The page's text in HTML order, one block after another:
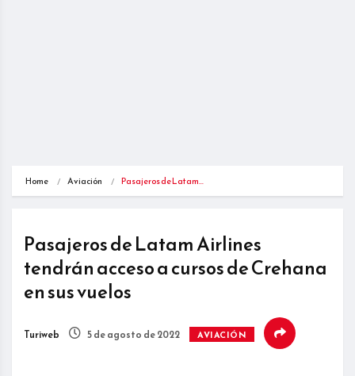
Home Aviación Pasajeros de Latam…
Pasajeros de Latam Airlines
tendrán acceso a cursos de Crehana
en sus vuelos
Turiweb 5 de agosto de 2022 AVIACIÓN